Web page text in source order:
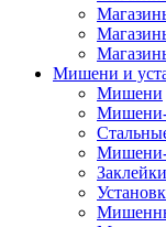
Мишени и
Мишени
Мишени-
Мишени-